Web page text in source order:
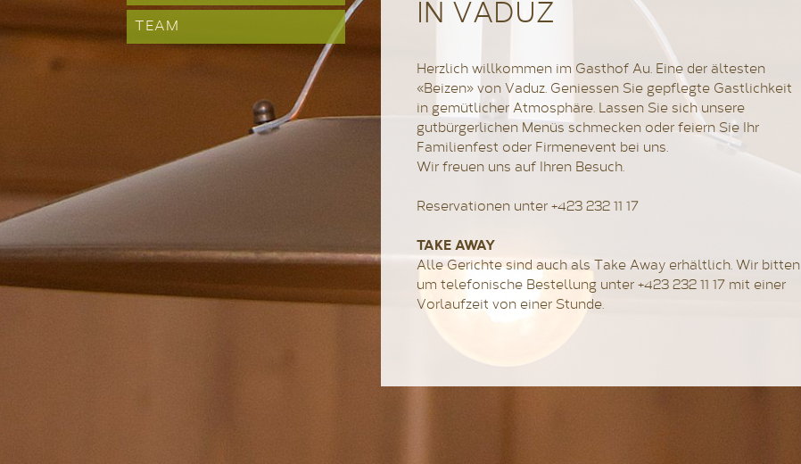
TEAM
IN VADUZ
Herzlich willkommen im Gasthof Au. Eine der ältesten
«Beizen» von Vaduz. Geniessen Sie gepflegte Gastlichkeit
in gemütlicher Atmosphäre. Lassen Sie sich unsere
gutbürgerlichen Menüs schmecken oder feiern Sie Ihr
Familienfest oder Firmenevent bei uns.
Wir freuen uns auf Ihren Besuch.
Reservationen unter +423 232 11 17
TAKE AWAY
Alle Gerichte sind auch als Take Away erhältlich. Wir bitten
um telefonische Bestellung unter +423 232 11 17 mit einer
Vorlaufzeit von einer Stunde.